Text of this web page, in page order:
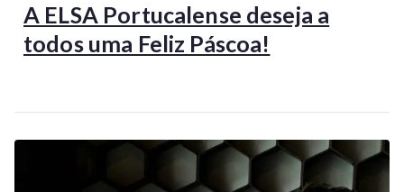
A ELSA Portucalense deseja a
todos uma Feliz Páscoa!